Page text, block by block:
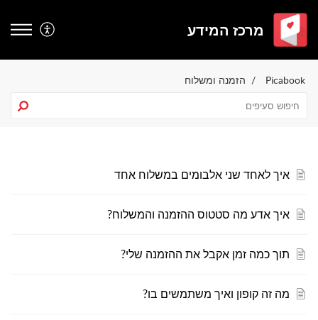
מרכז המידע
Picabook הזמנה ומשלוח
איך לאחד שני אלבומים במשלוח אחד
איך אדע מה סטטוס ההזמנה והמשלוח?
תוך כמה זמן אקבל את ההזמנה שלי?
מה זה קופון ואיך משתמשים בו?